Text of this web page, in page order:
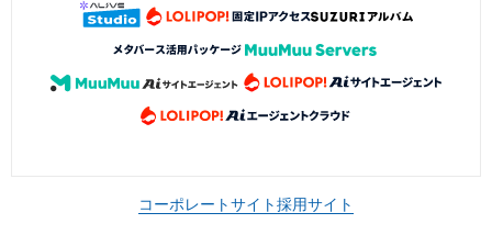
コーポレートサイト採用サイト